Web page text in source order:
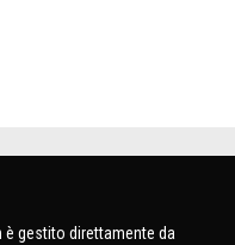
è gestito direttamente da